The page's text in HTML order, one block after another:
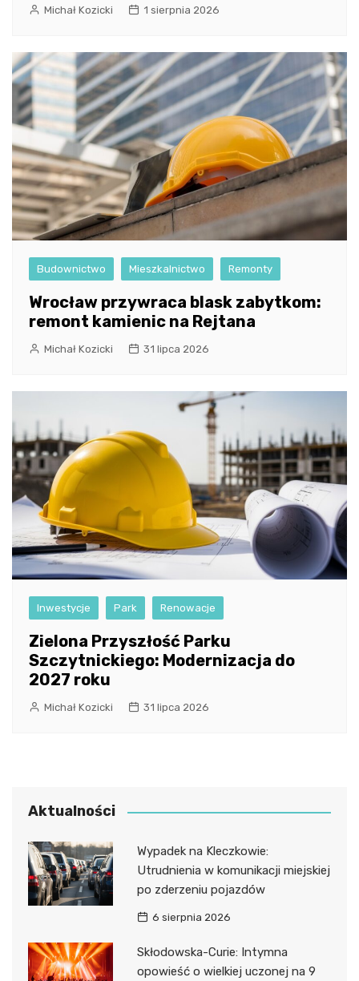
Michał Kozicki 1 sierpnia 2026
Budownictwo Mieszkalnictwo Remonty
Wrocław przywraca blask zabytkom:
remont kamienic na Rejtana
Michał Kozicki 31 lipca 2026
Inwestycje Park Renowacje
Zielona Przyszłość Parku
Szczytnickiego: Modernizacja do
2027 roku
Michał Kozicki 31 lipca 2026
Aktualności
Wypadek na Kleczkowie:
Utrudnienia w komunikacji miejskiej
po zderzeniu pojazdów
6 sierpnia 2026
Skłodowska-Curie: Intymna
opowieść o wielkiej uczonej na 9